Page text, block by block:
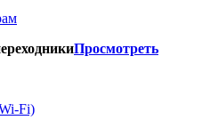
Просмотреть
Fi)